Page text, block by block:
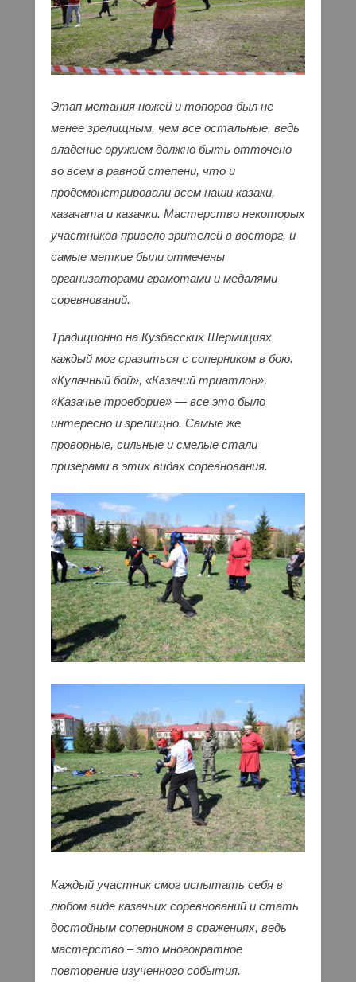
Этап метания ножей и топоров был не
менее зрелищным, чем все остальные, ведь
владение оружием должно быть отточено
во всем в равной степени, что и
продемонстрировали всем наши казаки,
казачата и казачки. Мастерство некоторых
участников привело зрителей в восторг, и
самые меткие были отмечены
организаторами грамотами и медалями
соревнований.
Традиционно на Кузбасских Шермициях
каждый мог сразиться с соперником в бою.
«Кулачный бой», «Казачий триатлон»,
«Казачье троеборие» — все это было
интересно и зрелищно. Самые же
проворные, сильные и смелые стали
призерами в этих видах соревнования.
Каждый участник смог испытать себя в
любом виде казачьих соревнований и стать
достойным соперником в сражениях, ведь
мастерство – это многократное
повторение изученного события.